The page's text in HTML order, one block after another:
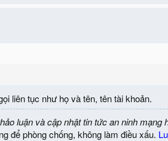
liên tục như họ và tên, tên tài khoản.
luận và cập nhật tin tức an ninh mạng
để phòng chống, không làm điều xấu.